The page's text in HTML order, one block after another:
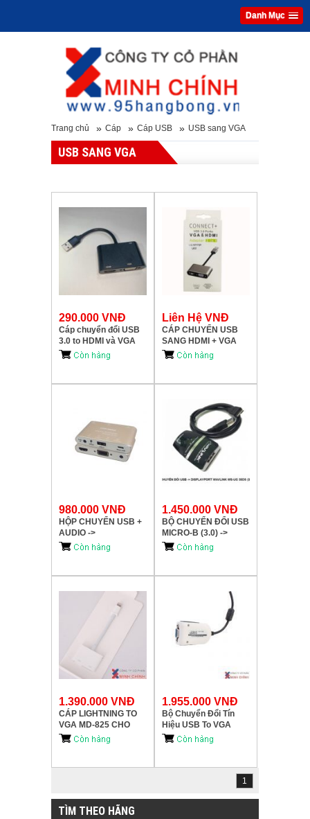
Danh Mục
Trang chủ » Cáp » Cáp USB » USB sang VGA
USB SANG VGA
290.000 VNĐ
Cáp chuyển đổi USB
3.0 to HDMI và VGA
Liên Hệ VNĐ
CÁP CHUYỂN USB
SANG HDMI + VGA
U02
980.000 VNĐ
HỘP CHUYỂN USB +
AUDIO ->
HDMI+VGA+AUDIO
1.450.000 VNĐ
BỘ CHUYỂN ĐỔI USB
MICRO-B (3.0) ->
DISPLAYPORT
1.390.000 VNĐ
CÁP LIGHTNING TO
VGA MD-825 CHO
IPHONE/IPAD CHÍNH
1.955.000 VNĐ
Bộ Chuyển Đổi Tín
Hiệu USB To VGA
Dtech (DT-6510)
1
TÌM THEO HÃNG